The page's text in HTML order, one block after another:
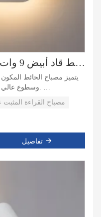
مصباح حائط قاد أبيض 9 وات من الألومنيوم لغرفة النوم
مفاتيح مختلفة في
المناسب وفقًا
بحيث تكون غرفة النوم أكثر دفئًا وراحة.
من التطبيقات. يمكن
مصباح القراءة
تفاصيل